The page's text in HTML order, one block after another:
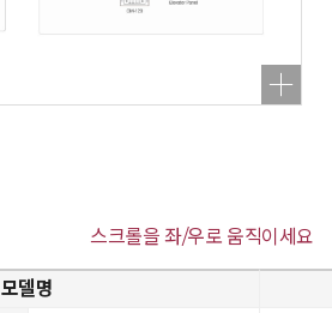
스크롤을 좌/우로 움직이세요
모델명